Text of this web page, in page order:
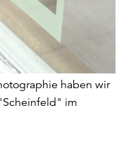
haben wir
im